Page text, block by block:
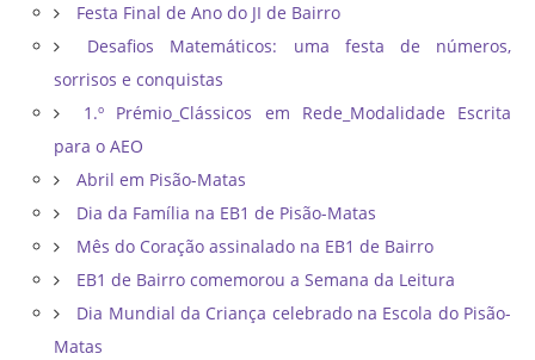
Festa Final de Ano do JI de Bairro
Desafios Matemáticos: uma festa de números,
sorrisos e conquistas
1.º Prémio_Clássicos em Rede_Modalidade Escrita
para o AEO
Abril em Pisão-Matas
Dia da Família na EB1 de Pisão-Matas
Mês do Coração assinalado na EB1 de Bairro
EB1 de Bairro comemorou a Semana da Leitura
Dia Mundial da Criança celebrado na Escola do Pisão-
Matas